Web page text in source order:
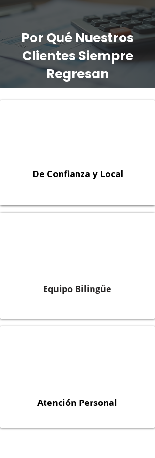
Por Qué Nuestros
Clientes Siempre
Regresan
De Confianza y Local
Equipo Bilingüe
Atención Personal